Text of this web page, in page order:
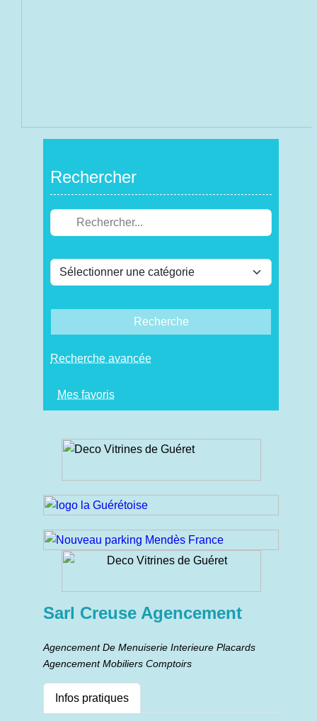
Rechercher
Recherche
Recherche avancée
Mes favoris
Sarl Creuse Agencement
Agencement De Menuiserie Interieure Placards
Agencement Mobiliers Comptoirs
Infos pratiques